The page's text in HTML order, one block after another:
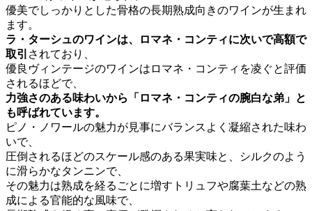
優美でしっかりとした骨格の長期熟成向きのワインが生まれ
ます。
ラ・ターシュのワインは、ロマネ・コンティに次いで高額で
取引 されており、
優良ヴィンテージのワインはロマネ・コンティを凌ぐと評価
されるほどで、
力強さのある味わいから「ロマネ・コンティの腕白な弟」と
も呼ばれています。
ピノ・ノワールの魅力が見事にバランスよく凝縮された味わ
いで、
圧倒されるほどのスケール感のある果実味と、シルクのよう
に滑らかなタンニンで、
その魅力は熟成を経るごとに増すトリュフや腐葉土などの熟
成による官能的な風味で、